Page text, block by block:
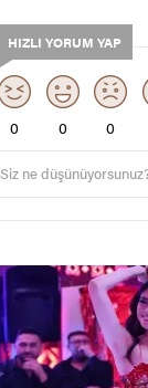
HIZLI YORUM YAP
0 0 0